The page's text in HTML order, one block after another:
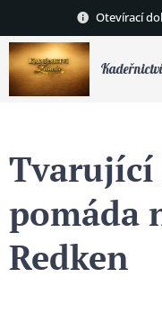
Otevírací
Tvarující
pomáda
Redken